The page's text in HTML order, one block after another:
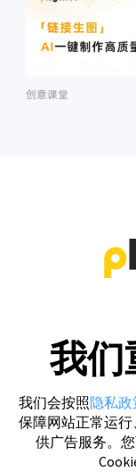
创意课堂
Playturbo 创意自动
我们
我们会按照隐私政
保障网站正常运
供广告服务。